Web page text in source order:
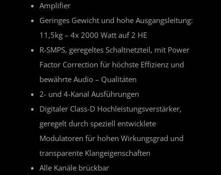
Amplifier
Geringes Gewicht und hohe Ausgangsleitung:
11,5kg – 4x 2000 Watt auf 2 HE
R-SMPS, geregeltes Schaltnetzteil, mit Power
Factor Correction für höchste Effizienz und
bewährte Audio – Qualitäten
2- und 4-Kanal Ausführungen
Digitaler Class-D Hochleistungsverstärker,
geregelt durch speziell entwicklete
Modulatoren für hohen Wirkungsgrad und
transparente Klangeigenschaften
Alle Kanäle brückbar